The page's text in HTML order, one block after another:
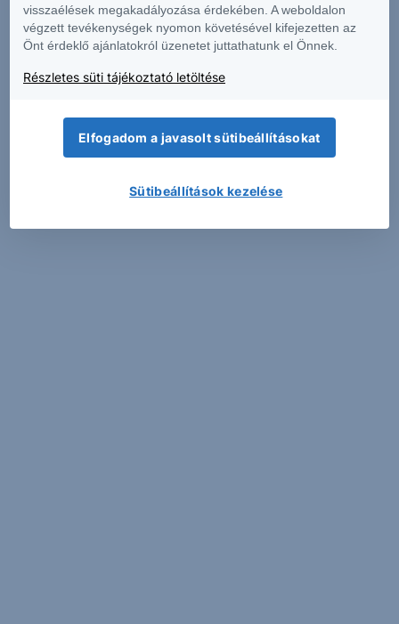
visszaélések megakadályozása érdekében. A weboldalon
végzett tevékenységek nyomon követésével kifejezetten az
Önt érdeklő ajánlatokról üzenetet juttathatunk el Önnek.
Részletes süti tájékoztató letöltése
Elfogadom a javasolt sütibeállításokat
Sütibeállítások kezelése